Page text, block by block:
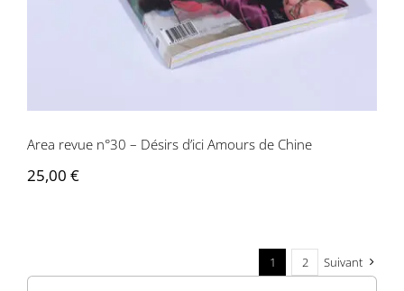
Area revue n°30 – Désirs d’ici Amours de Chine
25,00 €
1 2 Suivant